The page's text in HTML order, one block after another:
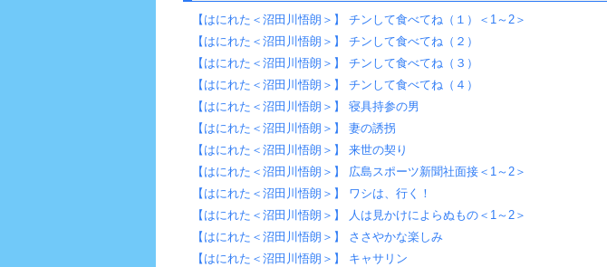
【はにれた＜沼田川悟朗＞】 チンして食べてね（１）＜1～2＞
【はにれた＜沼田川悟朗＞】 チンして食べてね（２）
【はにれた＜沼田川悟朗＞】 チンして食べてね（３）
【はにれた＜沼田川悟朗＞】 チンして食べてね（４）
【はにれた＜沼田川悟朗＞】 寝具持参の男
【はにれた＜沼田川悟朗＞】 妻の誘拐
【はにれた＜沼田川悟朗＞】 来世の契り
【はにれた＜沼田川悟朗＞】 広島スポーツ新聞社面接＜1～2＞
【はにれた＜沼田川悟朗＞】 ワシは、行く！
【はにれた＜沼田川悟朗＞】 人は見かけによらぬもの＜1～2＞
【はにれた＜沼田川悟朗＞】 ささやかな楽しみ
【はにれた＜沼田川悟朗＞】 キャサリン